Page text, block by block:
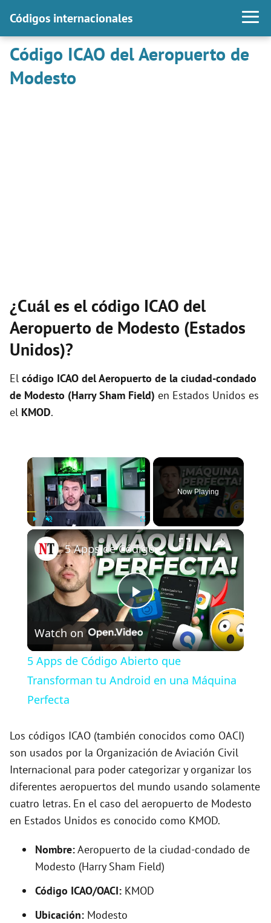
Códigos internacionales
Código ICAO del Aeropuerto de
Modesto
¿Cuál es el código ICAO del
Aeropuerto de Modesto (Estados
Unidos)?
El código ICAO delAeropuerto de la ciudad-condado
de Modesto (Harry Sham Field) en Estados Unidos es
el KMOD.
×
Unmute Fullscreen
Now Playing
×
P
l
a
V
i
d
e
o
5 Apps de Código Abierto que Transforman tu Android en una Máquina Perfecta
Watch on
5 Apps de Código Abierto que
Transforman tu Android en una Máquina
Perfecta
Los códigos ICAO (también conocidos como OACI)
son usados por la Organización de Aviación Civil
Internacional para poder categorizar y organizar los
diferentes aeropuertos del mundo usando solamente
cuatro letras. En el caso del aeropuerto de Modesto
en Estados Unidos es conocido como KMOD.
Nombre:Aeropuerto de la ciudad-condado de
Modesto (Harry Sham Field)
Código ICAO/OACI: KMOD
Ubicación: Modesto